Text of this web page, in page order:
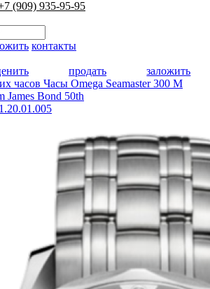
(909) 935-95-95
контакты
продать
заложить
часов Часы Omega Seamaster 300 M
James Bond 50th